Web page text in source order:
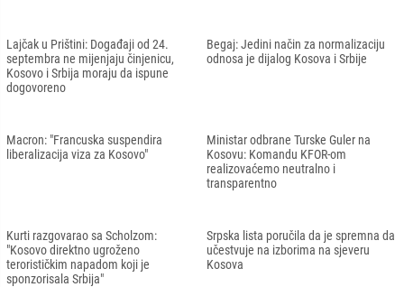
Lajčak u Prištini: Događaji od 24.
septembra ne mijenjaju činjenicu,
Kosovo i Srbija moraju da ispune
dogovoreno
Begaj: Jedini način za normalizaciju
odnosa je dijalog Kosova i Srbije
Macron: "Francuska suspendira
liberalizacija viza za Kosovo"
Ministar odbrane Turske Guler na
Kosovu: Komandu KFOR-om
realizovaćemo neutralno i
transparentno
Kurti razgovarao sa Scholzom:
"Kosovo direktno ugroženo
terorističkim napadom koji je
sponzorisala Srbija"
Srpska lista poručila da je spremna da
učestvuje na izborima na sjeveru
Kosova